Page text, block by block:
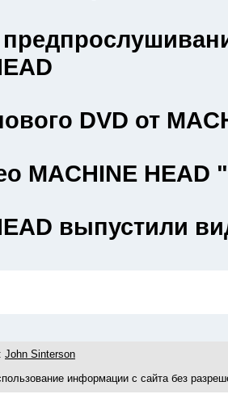
DVD от
MACHINE HEAD
выпустили
John Sinterson
информации с сайта без